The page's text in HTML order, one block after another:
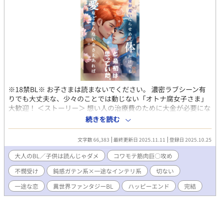
設定です ・なんちゃってオメガバース ・異世界なんで魔法使える
・オメガが無双する ・アルファは残念カワイイ（予定） ・保険的
※18禁BL※ お子さまは読まないでください。 濃密ラブシーン有
りでも大丈夫な、少々のことでは動じない「オトナ腐女子さま」
大歓迎！ ＜ストーリー＞ 想い人の治療費のために大金が必要にな
ったグレイは、魔道具師のレネから高額報酬の契約結婚を持ち掛
けられ、すぐさま契約を結んだ。 レネが持ち掛けた契約とは、性
行為で用いる淫靡な魔道具製品を二人でテストすること。 愛のな
い結婚で夜ごとレネを抱くことになったグレイだが、彼は知らな
かった。初対面だと思っていたレネが、実は長年グレイに対して
片想いをし続けてきたことを。 ・女性の存在がなく、男性だけが
存在する世界。 ・植物や動物と違い、人類は雄しかいないため、
男同士で結婚することはごく当たり前。 ・この世界では性行為と
生殖に直接的な因果関係はなく、妊娠出産という過程はありませ
続きを読む
文字数 66,383 最終更新日 2025.11.11 登録日 2025.10.25
大人のBL／子供は読んじゃダメ
コワモテ筋肉巨○攻め
不憫受け
鈍感ガテン系×一途なインテリ系
切ない
一途な恋
異世界ファンタジーBL ハッピーエンド 完結